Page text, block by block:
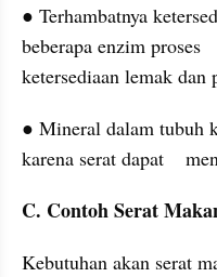
● Terhambatnya
beberapa enzim proses
ketersediaan lemak dan
● Mineral dalam tubuh
karena serat dapat
C. Contoh Serat
Kebutuhan akan serat